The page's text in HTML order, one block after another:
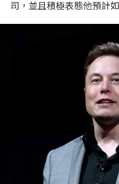
司，並且積極表態他預計